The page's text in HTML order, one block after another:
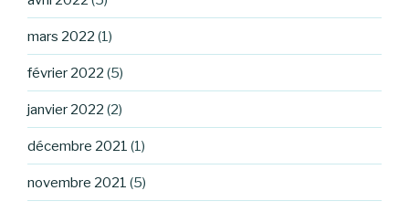
mars 2022 (1)
février 2022 (5)
janvier 2022 (2)
décembre 2021 (1)
novembre 2021 (5)